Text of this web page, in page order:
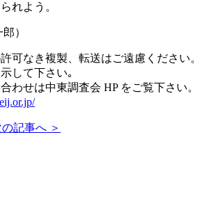
れよう。
）
可なき複製、転送はご遠慮ください。
して下さい｡
わせは中東調査会 HP をご覧下さい。
の記事へ ＞